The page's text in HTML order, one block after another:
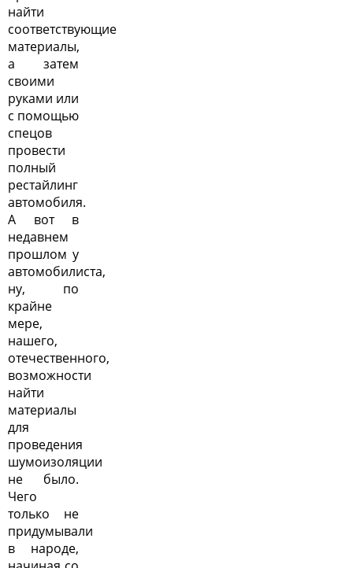
найти
соответствующие
материалы,
а затем
своими
руками или
с помощью
спецов
провести
полный
рестайлинг
автомобиля.
А вот в
недавнем
прошлом у
автомобилиста,
ну, по
крайне
мере,
нашего,
отечественного,
возможности
найти
материалы
для
проведения
шумоизоляции
не было.
Чего
только не
придумывали
в народе,